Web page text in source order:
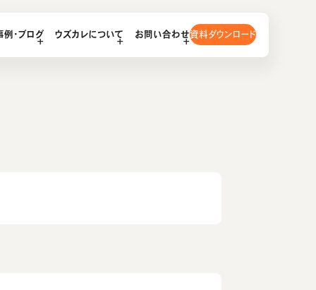
例・ブログ ウズカレについて お問い合わせ資料ダウンロード